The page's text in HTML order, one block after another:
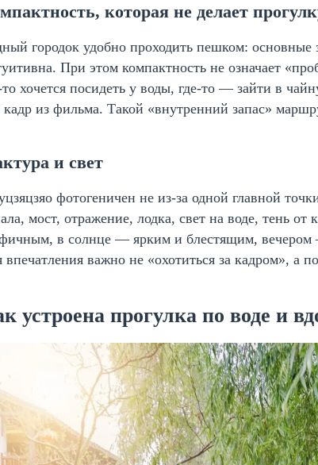
которая не делает
городок удобно проходить пешком:
При этом компактность не означает
то хочется посидеть у воды, где-то — зайти в
кадр из фильма. Такой «внутренний запас»
и свет
фотогеничен не из-за одной главной
мост, отражение, лодка, свет на воде, тень
в солнце — ярким и блестящим,
впечатления важно не «охотиться за кадром», а
устроена прогулка по воде и